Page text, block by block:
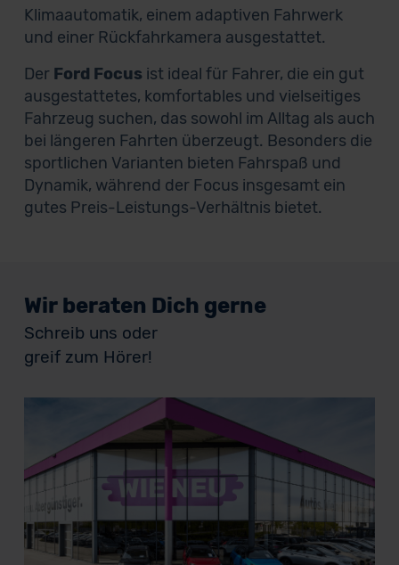
Klimaautomatik, einem adaptiven Fahrwerk
und einer Rückfahrkamera ausgestattet.
Der Ford Focus ist ideal für Fahrer, die ein gut
ausgestattetes, komfortables und vielseitiges
Fahrzeug suchen, das sowohl im Alltag als auch
bei längeren Fahrten überzeugt. Besonders die
sportlichen Varianten bieten Fahrspaß und
Dynamik, während der Focus insgesamt ein
gutes Preis-Leistungs-Verhältnis bietet.
Wir beraten Dich gerne
Schreib uns oder
greif zum Hörer!